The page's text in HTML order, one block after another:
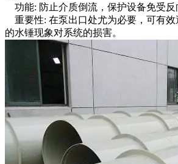
功能: 防止介质倒流，保护设备免受反
重要性: 在泵出口处尤为必要，可有效
的水锤现象对系统的损害。